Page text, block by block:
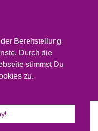
Bereitstellung
Durch die
stimmst Du
zu.
. Präsentiert von